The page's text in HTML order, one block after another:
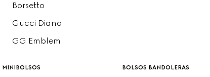
Borsetto
Gucci Diana
GG Emblem
minibolsos bolsos bandoleras